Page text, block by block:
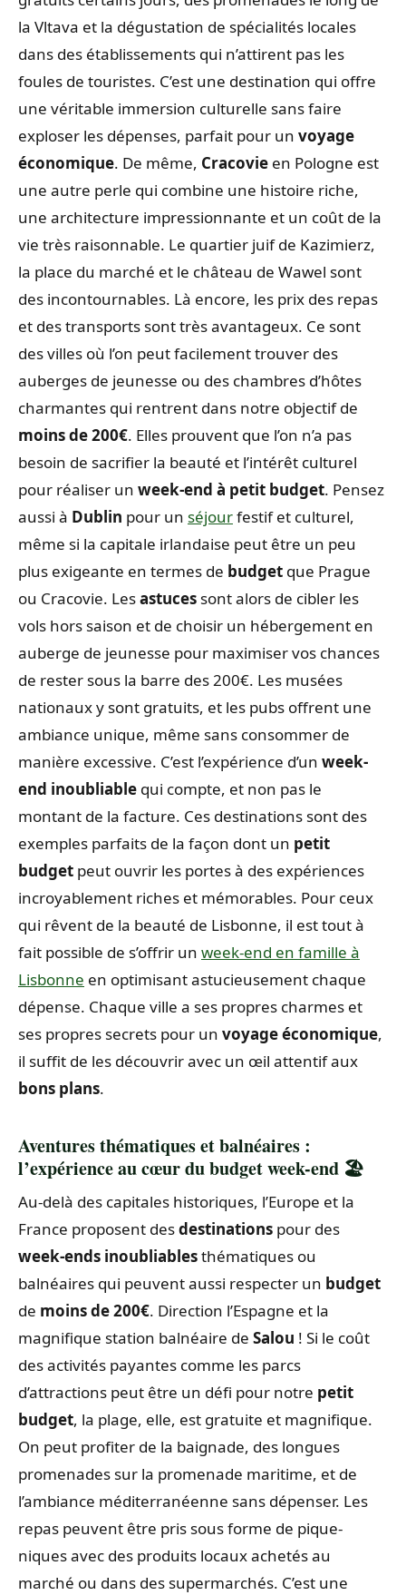
la Vltava et la dégustation de spécialités locales
dans des établissements qui n’attirent pas les
foules de touristes. C’est une destination qui offre
une véritable immersion culturelle sans faire
exploser les dépenses, parfait pour un voyage
économique. De même, Cracovie en Pologne est
une autre perle qui combine une histoire riche,
une architecture impressionnante et un coût de la
vie très raisonnable. Le quartier juif de Kazimierz,
la place du marché et le château de Wawel sont
des incontournables. Là encore, les prix des repas
et des transports sont très avantageux. Ce sont
des villes où l’on peut facilement trouver des
auberges de jeunesse ou des chambres d’hôtes
charmantes qui rentrent dans notre objectif de
moins de 200€. Elles prouvent que l’on n’a pas
besoin de sacrifier la beauté et l’intérêt culturel
pour réaliser un week-end à petit budget. Pensez
aussi à Dublin pour un séjourfestif et culturel,
même si la capitale irlandaise peut être un peu
plus exigeante en termes de budget que Prague
ou Cracovie. Lesastuces sont alors de cibler les
vols hors saison et de choisir un hébergement en
auberge de jeunesse pour maximiser vos chances
de rester sous la barre des 200€. Les musées
nationaux y sont gratuits, et les pubs offrent une
ambiance unique, même sans consommer de
manière excessive. C’est l’expérience d’un week-
end inoubliable qui compte, et non pas le
montant de la facture. Ces destinations sont des
exemples parfaits de la façon dont un petit
budget peut ouvrir les portes à des expériences
incroyablement riches et mémorables. Pour ceux
qui rêvent de la beauté de Lisbonne, il est tout à
fait possible de s’offrir un week-end en famille à
Lisbonne en optimisant astucieusement chaque
dépense. Chaque ville a ses propres charmes et
ses propres secrets pour un voyage économique,
il suffit de les découvrir avec un œil attentif aux
bons plans.
Aventures thématiques et balnéaires :
l’expérience au cœur du budget week-end 🏖️
Au-delà des capitales historiques, l’Europe et la
France proposent desdestinations pour des
week-ends inoubliablesthématiques ou
balnéaires qui peuvent aussi respecter un budget
de moins de 200€. Direction l’Espagne et la
magnifique station balnéaire de Salou ! Si le coût
des activités payantes comme les parcs
d’attractions peut être un défi pour notre petit
budget, la plage, elle, est gratuite et magnifique.
On peut profiter de la baignade, des longues
promenades sur la promenade maritime, et de
l’ambiance méditerranéenne sans dépenser. Les
repas peuvent être pris sous forme de pique-
niques avec des produits locaux achetés au
marché ou dans des supermarchés. C’est une